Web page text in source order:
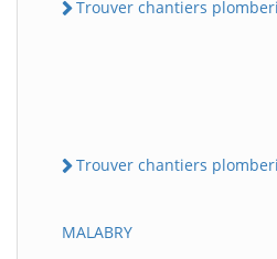
Trouver chantiers
Trouver chantiers
MALABRY